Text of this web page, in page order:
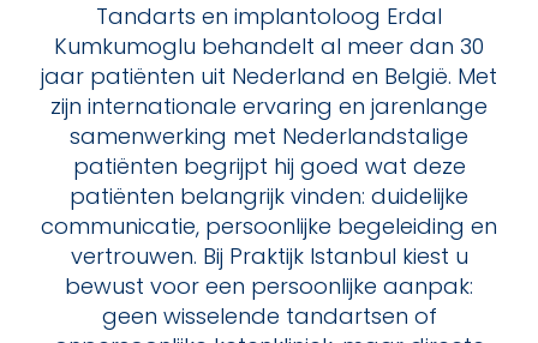
Tandarts en implantoloog Erdal
Kumkumoglu behandelt al meer dan 30
jaar patiënten uit Nederland en België. Met
zijn internationale ervaring en jarenlange
samenwerking met Nederlandstalige
patiënten begrijpt hij goed wat deze
patiënten belangrijk vinden: duidelijke
communicatie, persoonlijke begeleiding en
vertrouwen. Bij Praktijk Istanbul kiest u
bewust voor een persoonlijke aanpak:
geen wisselende tandartsen of